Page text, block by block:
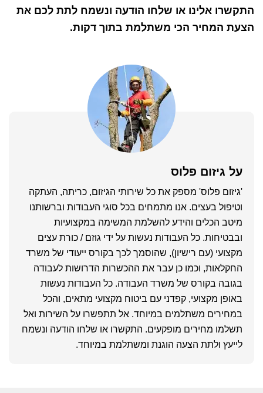
התקשרו אלינו או שלחו הודעה ונשמח לתת לכם את
הצעת המחיר הכי משתלמת בתוך דקות.
על גיזום פלוס
'גיזום פלוס' מספק את כל שירותי הגיזום, כריתה, העתקה
וטיפול בעצים. אנו מתמחים בכל סוגי העבודות וברשותנו
מיטב הכלים והידע להשלמת המשימה במקצועיות
ובבטיחות. כל העבודות נעשות על ידי גוזם / כורת עצים
מקצועי (עם רישיון), שהוסמך לכך בקורס ייעודי של משרד
החקלאות, וכמו כן עבר את ההכשרות הדרושות לעבודה
בגובה בקורס של משרד העבודה. כל העבודות נעשות
באופן מקצועי, קפדני עם ביטוח מקצועי מתאים, והכל
במחירים משתלמים במיוחד. אל תתפשרו על השירות ואל
תשלמו מחירים מופקעים. התקשרו או שלחו הודעה ונשמח
לייעץ ולתת הצעה הוגנת ומשתלמת במיוחד.